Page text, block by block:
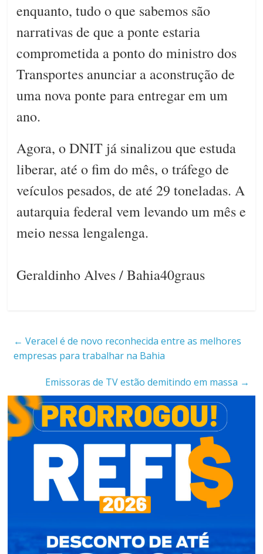
enquanto, tudo o que sabemos são
narrativas de que a ponte estaria
comprometida a ponto do ministro dos
Transportes anunciar a aconstrução de
uma nova ponte para entregar em um
ano.
Agora, o DNIT já sinalizou que estuda
liberar, até o fim do mês, o tráfego de
veículos pesados, de até 29 toneladas. A
autarquia federal vem levando um mês e
meio nessa lengalenga.
Geraldinho Alves / Bahia40graus
← Veracel é de novo reconhecida entre as melhores
empresas para trabalhar na Bahia
Emissoras de TV estão demitindo em massa →